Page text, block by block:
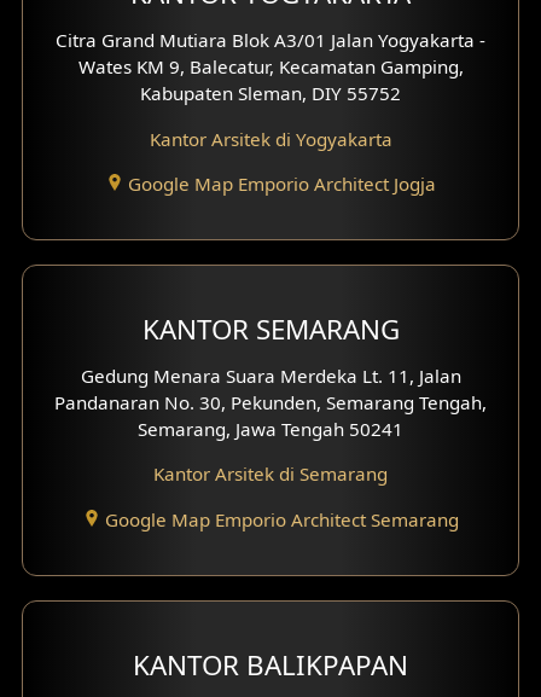
Desain Rumah Scandinavian
Desain Rumah Tradisional
Desain Rumah Santorini
Desain Balkon
Desain Kanopi
Desain Pantry
Fasad Rumah Villa Bali
Citra Grand Mutiara Blok A3/01 Jalan Yogyakarta -
Wates KM 9, Balecatur, Kecamatan Gamping,
Kabupaten Sleman, DIY 55752
Kantor Arsitek di Yogyakarta
Google Map Emporio Architect Jogja
KANTOR SEMARANG
Gedung Menara Suara Merdeka Lt. 11, Jalan
Pandanaran No. 30, Pekunden, Semarang Tengah,
Semarang, Jawa Tengah 50241
Kantor Arsitek di Semarang
Google Map Emporio Architect Semarang
KANTOR BALIKPAPAN